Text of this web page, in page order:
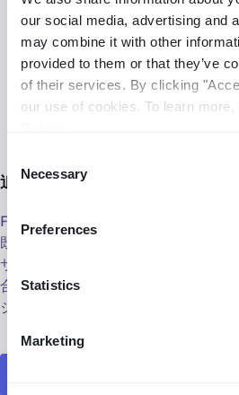
our social media, advertising and
may combine it with other
provided to them or that they’ve
of their services. By clicking
our use of cookies. To learn
Selection
Necessary
Preferences
Statistics
Marketing
タラクティブなプロトタイプを
覚化します。
テンプレートとコンポーネント
ンコンポーネントを使用するか、
追加機能
Figmaは、Slackなどの人気ツールと
既存のワークフローに簡単に組み込
サイト、アプリ、またはマーケティ
合でも、Figmaは直感的なツールと
ションを使ってプロセスを簡素化し